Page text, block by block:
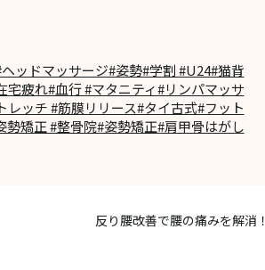
ッドマッサージ#姿勢#学割 #U24#猫背
疲れ#血行 #マタニティ#リンパマッサ
ッチ #筋膜リリース#タイ古式#フット
矯正 #整骨院#姿勢矯正#肩甲骨はがし
反り腰改善で腰の痛みを解消！